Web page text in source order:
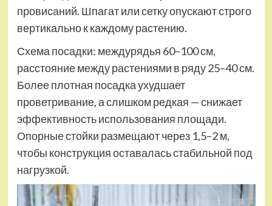
провисаний. Шпагат или сетку опускают строго
вертикально к каждому растению.
Схема посадки: междурядья 60–100 см,
расстояние между растениями в ряду 25–40 см.
Более плотная посадка ухудшает
проветривание, а слишком редкая — снижает
эффективность использования площади.
Опорные стойки размещают через 1,5–2 м,
чтобы конструкция оставалась стабильной под
нагрузкой.